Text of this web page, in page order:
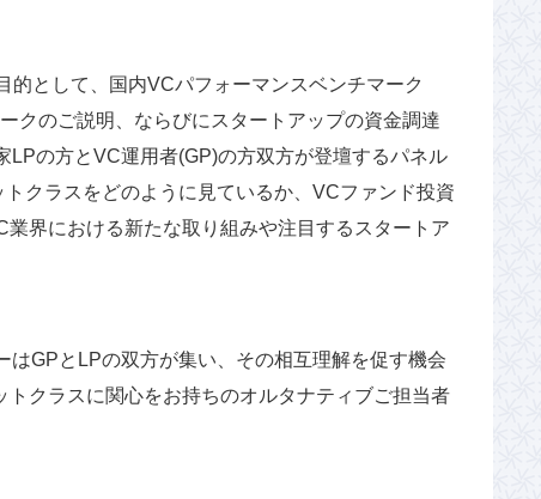
として、国内VCパフォーマンスベンチマーク
クのご説明、ならびにスタートアップの資金調達
の方とVC運用者(GP)の方双方が登壇するパネル
クラスをどのように見ているか、VCファンド投資
界における新たな取り組みや注目するスタートア
GPとLPの双方が集い、その相互理解を促す機会
クラスに関心をお持ちのオルタナティブご担当者